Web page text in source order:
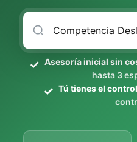
Asesoría inicial sin
hasta 3
Tú tienes el